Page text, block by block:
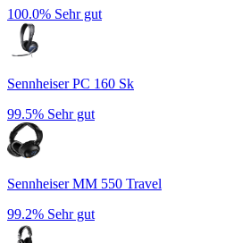
100.0% Sehr gut
Sennheiser PC 160 Sk
99.5% Sehr gut
Sennheiser MM 550 Travel
99.2% Sehr gut